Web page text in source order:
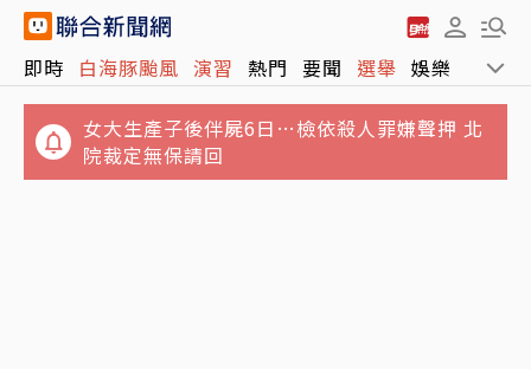
即時 白海豚颱風 演習 熱門 要聞 選舉 娛樂 運動
女大生產子後伴屍6日…檢依殺人罪嫌聲押 北
院裁定無保請回